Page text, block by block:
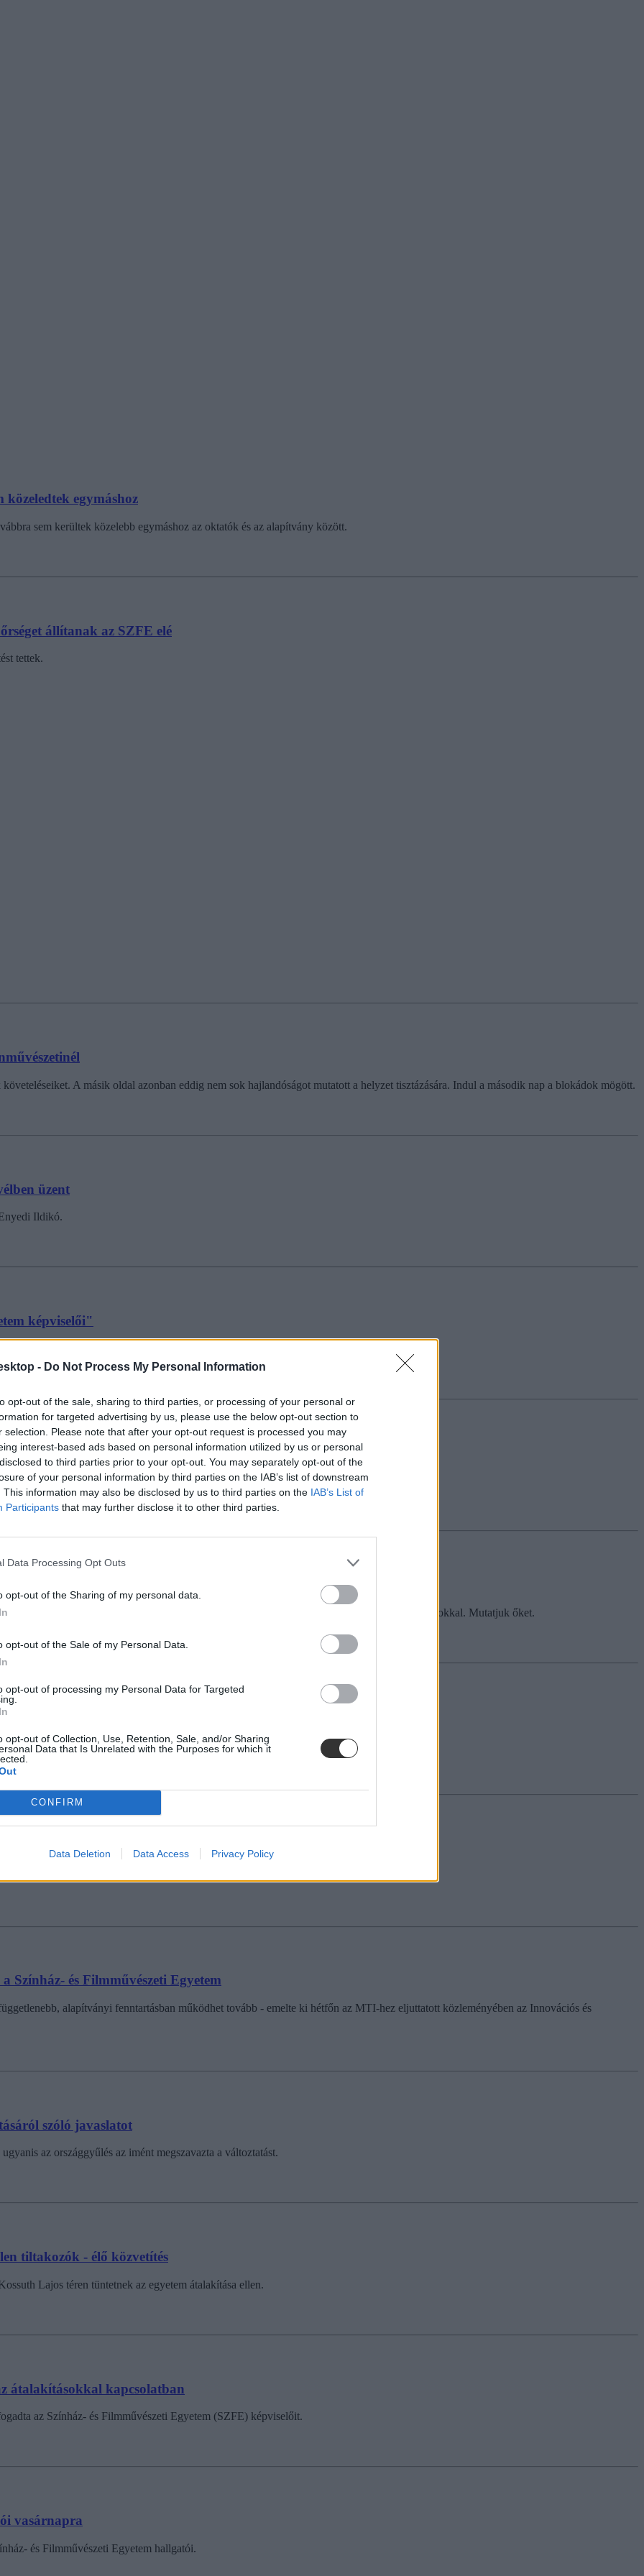
- Do Not Process My Personal Information
opt-out of the sale, sharing to third parties, or processing of your personal or
for targeted advertising by us, please use the below opt-out section to
selection. Please note that after your opt-out request is processed you may
interest-based ads based on personal information utilized by us or personal
to third parties prior to your opt-out. You may separately opt-out of the
of your personal information by third parties on the IAB’s list of downstream
This information may also be disclosed by us to third parties on the IAB’s List of
Participants that may further disclose it to other third parties.
Data Processing Opt Outs
opt-out of the Sharing of my personal data.
opt-out of the Sale of my Personal Data.
opt-out of processing my Personal Data for Targeted
opt-out of Collection, Use, Retention, Sale, and/or Sharing
Data that Is Unrelated with the Purposes for which it
CONFIRM
Data Deletion Data Access Privacy Policy
egymáshoz
sem kerültek közelebb egymáshoz az oktatók és az alapítvány között.
állítanak az SZFE elé
tettek.
A másik oldal azonban eddig nem sok hajlandóságot mutatott a helyzet tisztázására. Indul a második nap a blokádok mögött.
üzent
Ildikó.
képviselői"
képzése”
nincs forgatókönyvíró-képzés.
De van néhány szabály, amelyeknek köszönhetően már most tudtok kalkulálni a pontokkal. Mutatjuk őket.
körül
szeptember 1-től, azonban még sok kérdésre nem tudják a választ a hallgatók.
tudta meg a hvg.hu.
és Filmművészeti Egyetem
alapítványi fenntartásban működhet tovább - emelte ki hétfőn az MTI-hez eljuttatott közleményében az Innovációs és
szóló javaslatot
az országgyűlés az imént megszavazta a változtatást.
tiltakozók - élő közvetítés
Lajos téren tüntetnek az egyetem átalakítása ellen.
átalakításokkal kapcsolatban
az Színház- és Filmművészeti Egyetem (SZFE) képviselőit.
vasárnapra
és Filmművészeti Egyetem hallgatói.